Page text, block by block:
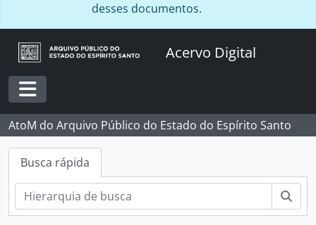
desses documentos.
Acervo Digital
Toggle navigation
AtoM do Arquivo Público do Estado do Espírito Santo
Busca rápida